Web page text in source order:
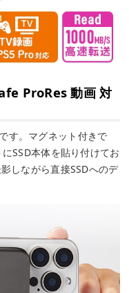
ProRes 動画 対
す。マグネット付きで
SSD本体を貼り付けてお
しながら直接SSDへのデ